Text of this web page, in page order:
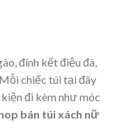
đính kết điệu đà,
chiếc túi tại đây
đi kèm như móc
bán túi xách nữ